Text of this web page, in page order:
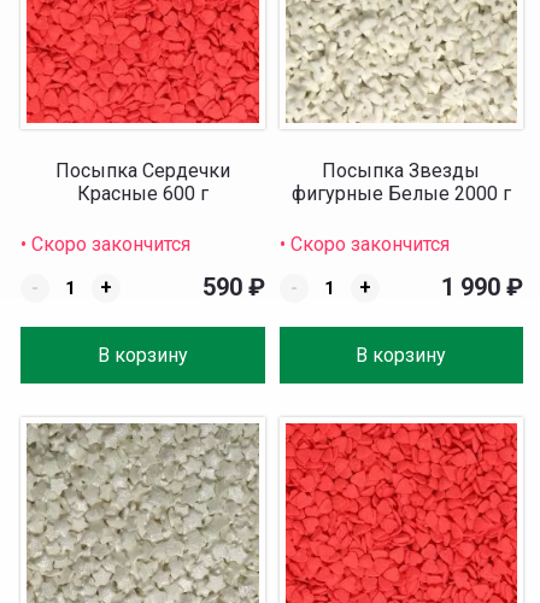
Посыпка Сердечки
Красные 600 г
• Скоро закончится
-
+
В корзину
590 ₽
Посыпка Звезды
фигурные Белые 2000 г
• Скоро закончится
-
+
В корзину
1 990 ₽